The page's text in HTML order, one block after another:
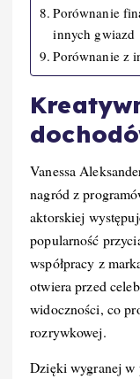
Porównanie
innych gwiazd
Porównanie z
Vanessa
nagród z
aktorskiej
popularność
współpracy z
otwiera przed
widoczności, co
rozrywkowej.
Dzięki wygranej w